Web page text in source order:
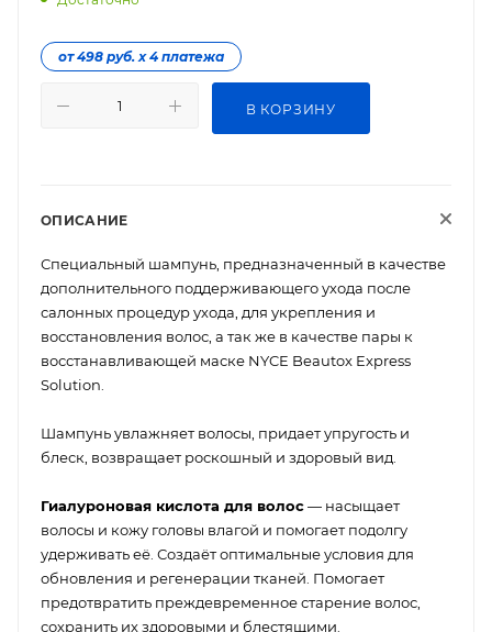
от 498 руб. х 4 платежа
В КОРЗИНУ
ОПИСАНИЕ
Специальный шампунь, предназначенный в качестве
дополнительного поддерживающего ухода после
салонных процедур ухода, для укрепления и
восстановления волос, а так же в качестве пары к
восстанавливающей маске NYCE Beautox Express
Solution.
Шампунь увлажняет волосы, придает упругость и
блеск, возвращает роскошный и здоровый вид.
Гиалуроновая кислота для волос— насыщает
волосы и кожу головы влагой и помогает подолгу
удерживать её. Создаёт оптимальные условия для
обновления и регенерации тканей. Помогает
предотвратить преждевременное старение волос,
сохранить их здоровыми и блестящими.